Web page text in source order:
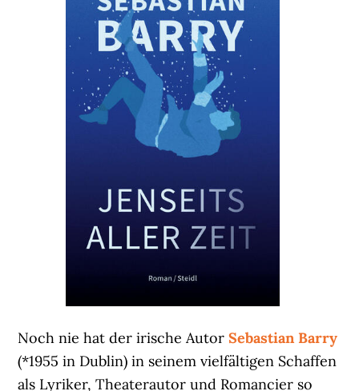
Noch nie hat der irische AutorSebastian Barry
(*1955 in Dublin) in seinem vielfältigen Schaffen
als Lyriker, Theaterautor und Romancier so